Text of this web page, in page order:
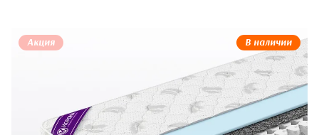
Акция В наличии